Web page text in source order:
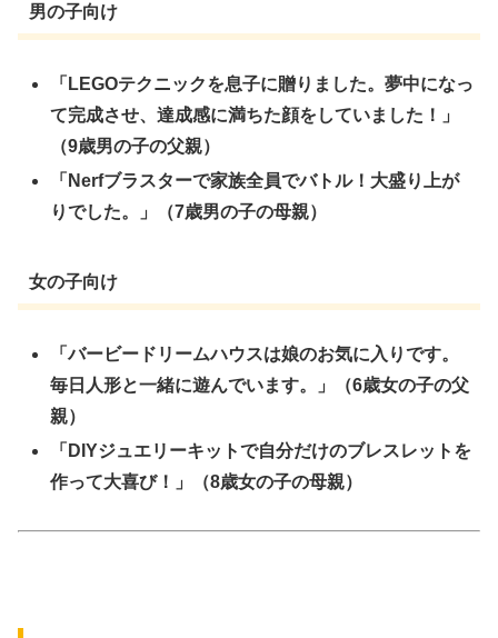
男の子向け
「LEGOテクニックを息子に贈りました。夢中になっ
て完成させ、達成感に満ちた顔をしていました！」
（9歳男の子の父親）
「Nerfブラスターで家族全員でバトル！大盛り上が
りでした。」（7歳男の子の母親）
女の子向け
「バービードリームハウスは娘のお気に入りです。
毎日人形と一緒に遊んでいます。」（6歳女の子の父
親）
「DIYジュエリーキットで自分だけのブレスレットを
作って大喜び！」（8歳女の子の母親）